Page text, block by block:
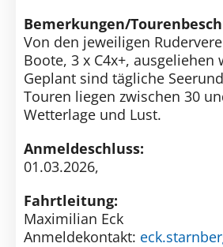
Bemerkungen/
Von den jeweiligen
Boote, 3 x C4x+, ausgeliehen
Geplant sind tägliche
Touren liegen zwischen 30
Wetterlage und Lust.
Anmeldeschluss:
01.03.2026,
Fahrtleitung:
Maximilian Eck
Anmeldekontakt: